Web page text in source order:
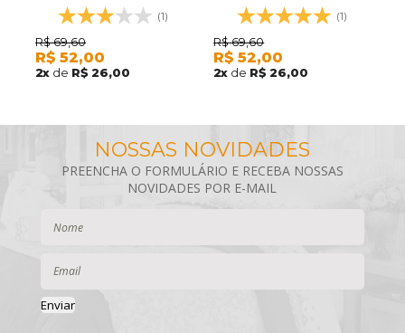
ANDREZA CINZA ESCURO 2,20M
(1)
R$ 69,60
R$ 52,00
2x de R$ 26,00
ANDREZA MARROM 2,20M X
(1)
R$ 69,60
R$ 52,00
2x de R$ 26,00
Enviar